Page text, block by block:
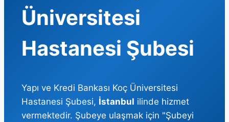
Üniversitesi
Hastanesi Şubesi
Yapı ve Kredi Bankası Koç Üniversitesi
Hastanesi Şubesi, İstanbul ilinde hizmet
vermektedir. Şubeye ulaşmak için "Şubeyi